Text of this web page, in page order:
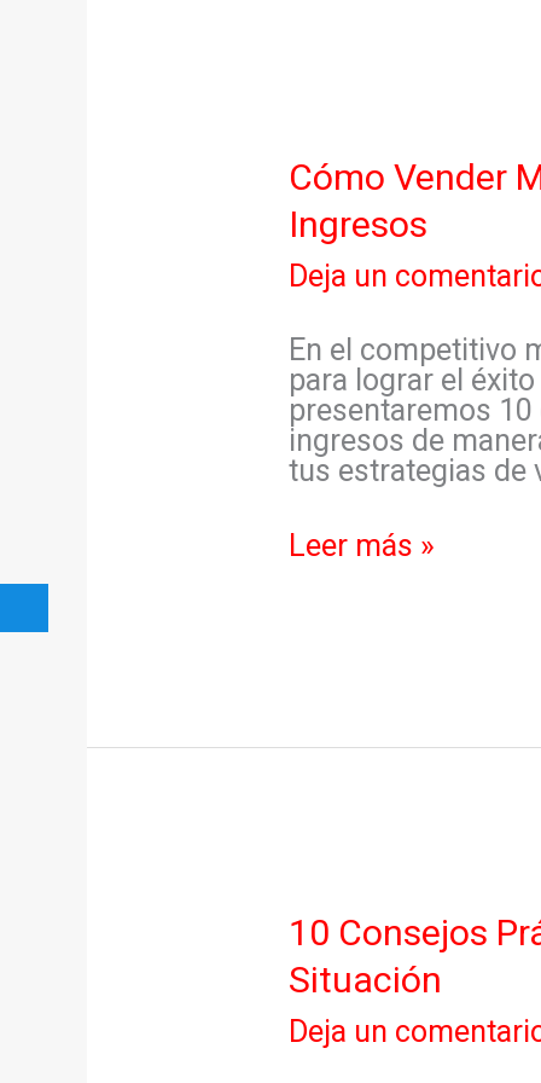
Cómo Vender
Ingresos
Deja un
En el competitivo
para lograr el
presentaremos
ingresos de
tus estrategias de
Cómo
Vender
Más
–
10
Esenciales
Para
Aumentar
Tus
Ingresos
Leer más »
10 Consejos
Situación
Deja un
10
Consejos
Prácticos
Para
Vender